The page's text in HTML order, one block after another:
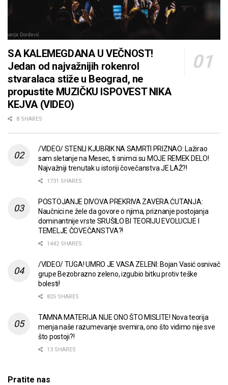
SA KALEMEGDANA U VEČNOST!
Jedan od najvažnijih rokenrol
stvaralaca stiže u Beograd, ne
propustite MUZIČKU ISPOVEST NIKA
KEJVA (VIDEO)
8 SHARES
/VIDEO/ STENLI KJUBRIK NA SAMRTI PRIZNAO: Lažirao
sam sletanje na Mesec, ti snimci su MOJE REMEK DELO!
Najvažniji trenutak u istoriji čovečanstva JE LAŽ?!
1731 SHARES
POSTOJANJE DIVOVA PREKRIVA ZAVERA ĆUTANJA:
Naučnici ne žele da govore o njima, priznanje postojanja
dominantnije vrste SRUŠILO BI TEORIJU EVOLUCIJE I
TEMELJE ČOVEČANSTVA?!
1442 SHARES
/VIDEO/ TUGA! UMRO JE VASA ZELENI: Bojan Vasić osnivač
grupe Bezobrazno zeleno, izgubio bitku protiv teške
bolesti!
825 SHARES
TAMNA MATERIJA NIJE ONO ŠTO MISLITE! Nova teorija
menja naše razumevanje svemira, ono što vidimo nije sve
što postoji?!
13 SHARES
Pratite nas